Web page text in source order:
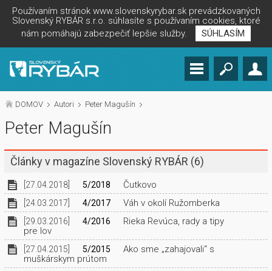
Používaním stránok www.slovenskyrybar.sk prevádzkovaných
Slovenský RYBÁR s.r.o. súhlasíte s používaním cookies, ktoré
nám pomáhajú zabezpečiť lepšie služby.
SÚHLASÍM
DOMOV Autori Peter Magušín
Peter Magušín
Články v magazíne Slovenský RYBÁR (6)
[27.04.2018] 5/2018 Čutkovo
[24.03.2017] 4/2017 Váh v okolí Ružomberka
[29.03.2016] 4/2016
Rieka Revúca, rady a tipy
pre lov
[27.04.2015] 5/2015
Ako sme „zahajovali“ s
muškárskym prútom